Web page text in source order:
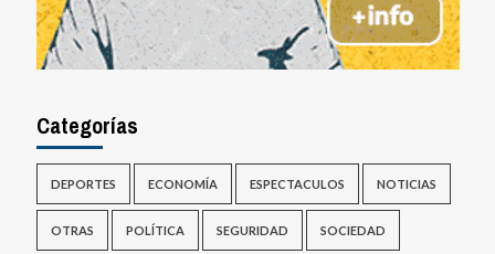
Categorías
DEPORTES ECONOMÍA ESPECTACULOS NOTICIAS
OTRAS POLÍTICA SEGURIDAD SOCIEDAD